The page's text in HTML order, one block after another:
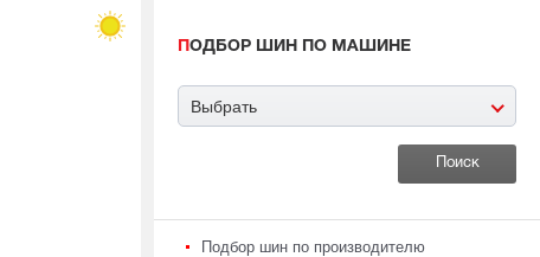
ПОДБОР ШИН ПО МАШИНЕ
Выбрать
Подбор шин по производителю